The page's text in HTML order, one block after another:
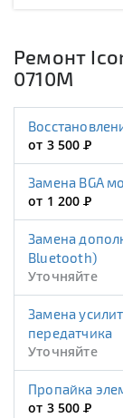
Ремонт
0710M
от 3 500Р
Замена BGA
от 1 200Р
Замена дополнительных плат, модулей (RF, Wi-Fi,
Bluetooth)
Уточняйте
Замена усилителя мощности сигнала,
передатчика
Уточняйте
Пропайка
от 3 500Р